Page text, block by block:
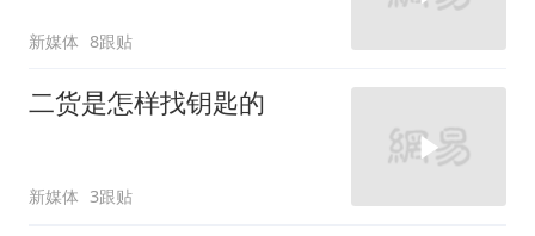
新媒体 8跟贴
二货是怎样找钥匙的
新媒体 3跟贴